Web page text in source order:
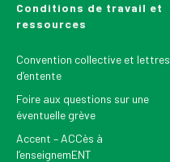
Conditions de travail et
ressources
Convention collective et lettres
d’entente
Foire aux questions sur une
éventuelle grève
Accent – ACCès à
l’enseignemENT